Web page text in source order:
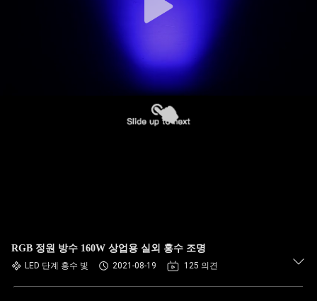
RGB 정원 방수 160W 상업용 실외 홍수 조명
LED 단계 홍수 빛 2021-08-19 125 의견